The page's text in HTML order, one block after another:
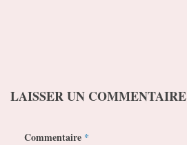
LAISSER UN COMMENTAIRE
Commentaire *